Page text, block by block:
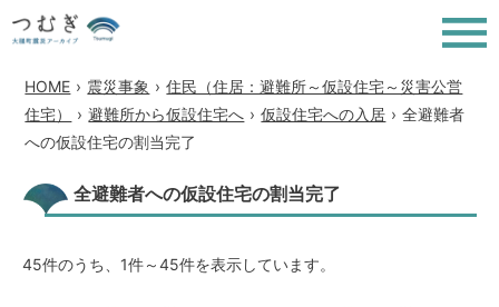
HOME › 震災事象 › 住民（住居：避難所～仮設住宅～災害公営
住宅）
› 避難所から仮設住宅へ › 仮設住宅への入居 › 全避難者
への仮設住宅の割当完了
全避難者への仮設住宅の割当完了
45件のうち、1件～45件を表示しています。